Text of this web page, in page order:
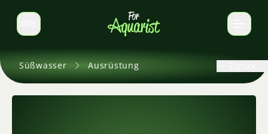
Sprache wechseln
Süßwasser Ausrüstung